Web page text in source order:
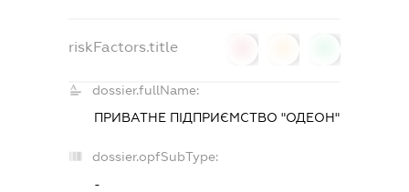
riskFactors.title
dossier.fullName:
ПРИВАТНЕ ПІДПРИЄМСТВО "ОДЕОН"
dossier.opfSubType:
-